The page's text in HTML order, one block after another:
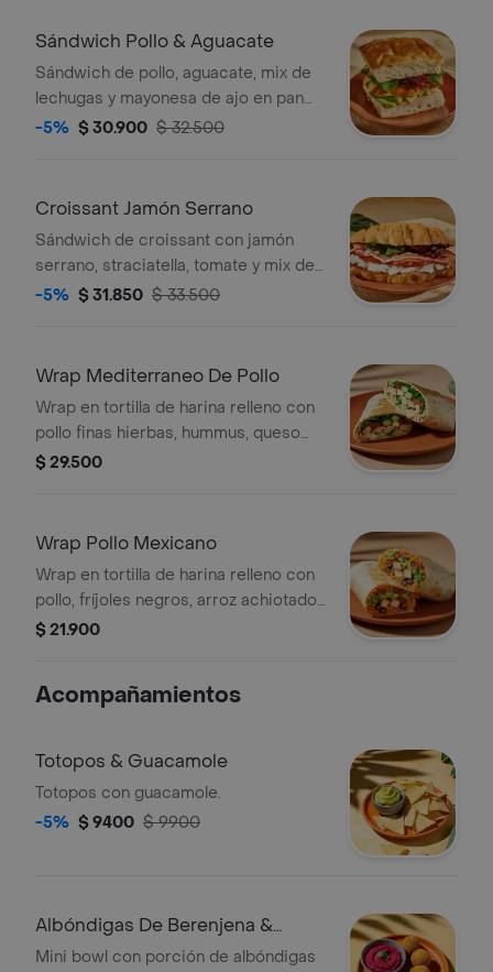
Sándwich Pollo & Aguacate
Sándwich de pollo, aguacate, mix de
lechugas y mayonesa de ajo en pan
focaccia de masa madre.
-5% $ 30.900 $ 32.500
Croissant Jamón Serrano
Sándwich de croissant con jamón
serrano, straciatella, tomate y mix de
lechugas.
-5% $ 31.850 $ 33.500
Wrap Mediterraneo De Pollo
Wrap en tortilla de harina relleno con
pollo finas hierbas, hummus, queso
mozzarella, queso feta, espinaca,
$ 29.500
Wrap Pollo Mexicano
Wrap en tortilla de harina relleno con
pollo, fríjoles negros, arroz achiotado,
queso mozzarella, pico de gallo,
$ 21.900
Acompañamientos
Totopos & Guacamole
Totopos con guacamole.
-5% $ 9400 $ 9900
Albóndigas De Berenjena &
Hummus
Mini bowl con porción de albóndigas